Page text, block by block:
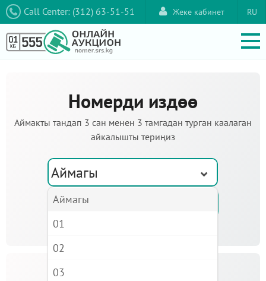
Call Center: (312) 63-51-51 RU
Жеке кабинет
Номерди издөө
Аймакты тандап 3 сан менен 3 тамгадан турган каалаган
айкалышты териңиз
Аймагы
Аймагы
01
02
03